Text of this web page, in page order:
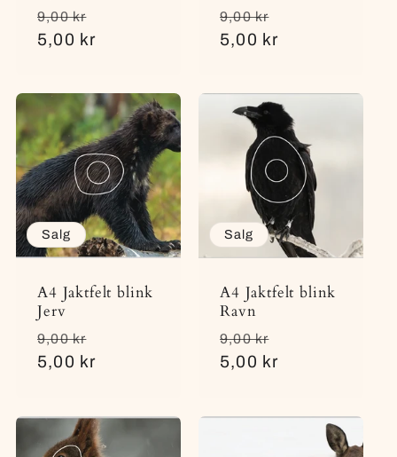
Vanlig
pris
9,00 kr
5,00 kr
Vanlig
pris
9,00 kr
5,00 kr
Salg
A4 Jaktfelt blink
Jerv
Vanlig
pris
9,00 kr
5,00 kr
Salg
A4 Jaktfelt blink
Ravn
Vanlig
pris
9,00 kr
5,00 kr